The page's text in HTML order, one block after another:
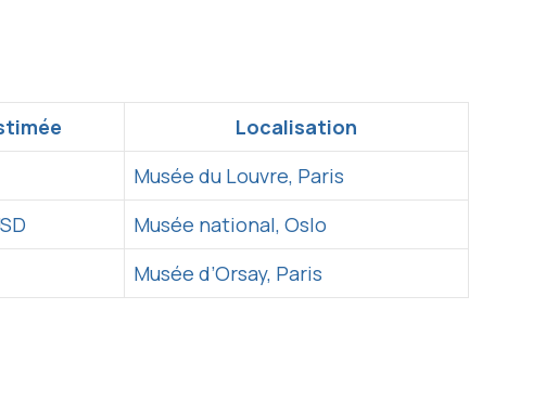
Localisation
Musée du Louvre, Paris
Musée national, Oslo
Musée d’Orsay, Paris